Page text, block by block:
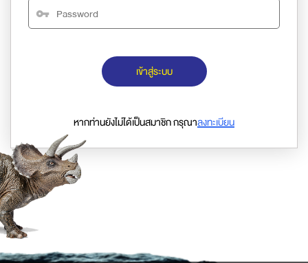
เข้าสู่ระบบ
หากท่านยังไม่ได้เป็นสมาชิก กรุณาลงทะเบียน